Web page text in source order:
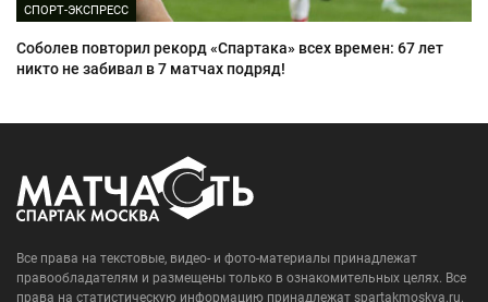
СПОРТ-ЭКСПРЕСС
Соболев повторил рекорд «Спартака» всех времен: 67 лет
никто не забивал в 7 матчах подряд!
Все права на текстовые, видео- и фото-материалы принадлежат
правообладателям и размещены только в ознакомительных целях. Все
права на статистическую информацию принадлежат spartakmoskva.ru.